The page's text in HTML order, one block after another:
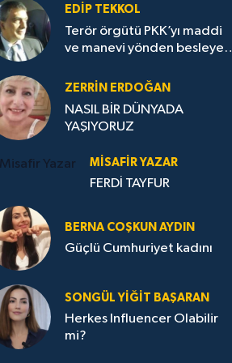
EDIP TEKKOL
Terör örgütü PKK’yı maddi
ve manevi yönden besleyen
ZERRIN ERDOĞAN
NASIL BİR DÜNYADA
YAŞIYORUZ
MISAFIR YAZAR
FERDİ TAYFUR
BERNA COŞKUN AYDIN
Güçlü Cumhuriyet kadını
SONGÜL YIĞIT BAŞARAN
Herkes Influencer Olabilir
mi?